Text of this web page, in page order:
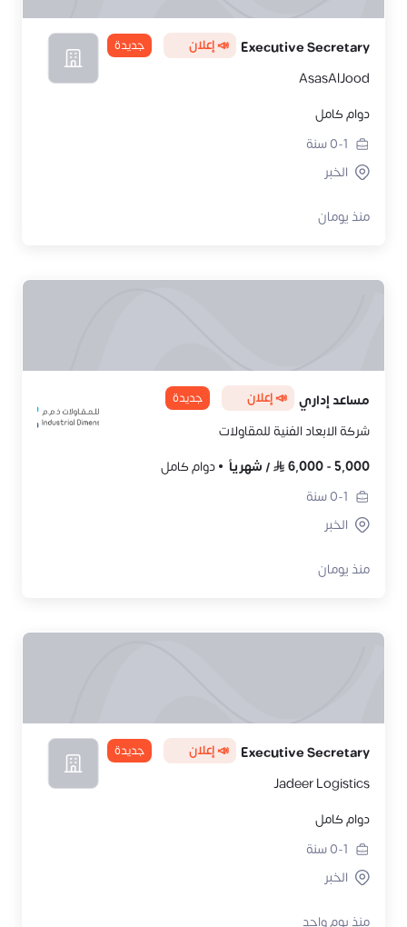
Executive Secretary 📣 إعلان جديدة
AsasAlJood
دوام كامل
0-1سنة
الخبر
منذ يومان
مساعد إداري 📣 إعلان جديدة
شركة الابعاد الفنية للمقاولات
5,000
-
6,000
/ شهرياً
دوام كامل
0-1سنة
الخبر
منذ يومان
Executive Secretary 📣 إعلان جديدة
Jadeer Logistics
دوام كامل
0-1سنة
الخبر
منذ يوم واحد